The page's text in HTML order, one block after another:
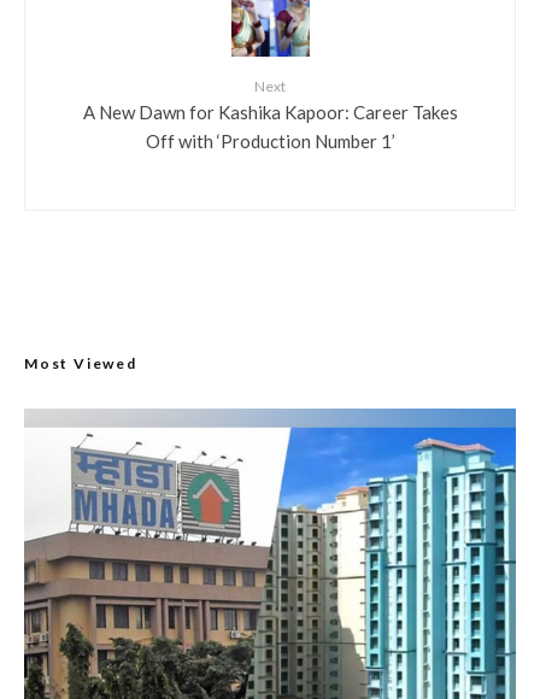
Next
A New Dawn for Kashika Kapoor: Career Takes
Off with ‘Production Number 1’
Most Viewed